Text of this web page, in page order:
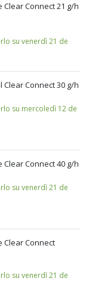
Connect 21 g/h
su venerdì 21 de
Connect 30 g/h
su mercoledì 12 de
Connect 40 g/h
su venerdì 21 de
Clear Connect
su venerdì 21 de